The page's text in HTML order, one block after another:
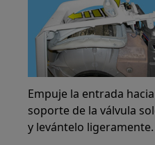
Empuje la entrada
soporte de la válvula
y levántelo ligeramente.